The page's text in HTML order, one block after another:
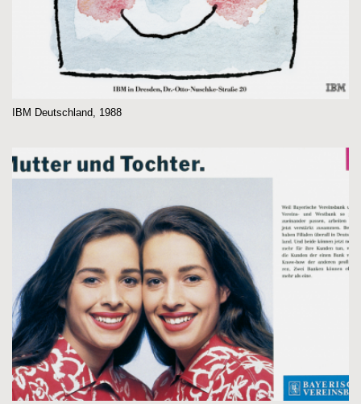
IBM Deutschland, 1988